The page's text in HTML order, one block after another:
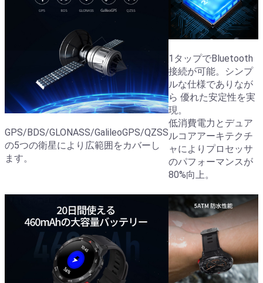
GPS/BDS/GLONASS/GalileoGPS/QZSS
の5つの衛星により広範囲をカバーし
ます。
1タップでBluetooth
接続が可能。シンプ
ルな仕様でありなが
ら 優れた安定性を実
現。
低消費電力とデュア
ルコアアーキテクチ
ャによりプロセッサ
のパフォーマンスが
80%向上。